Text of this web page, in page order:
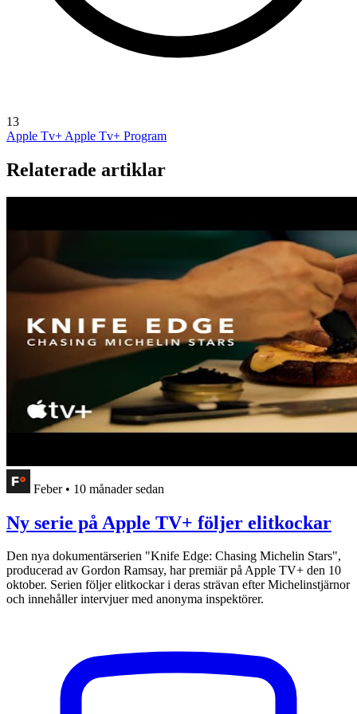
13
Apple Tv+ Apple Tv+ Program
Relaterade artiklar
Feber • 10 månader sedan
Ny serie på Apple TV+ följer elitkockar
Den nya dokumentärserien "Knife Edge: Chasing Michelin Stars",
producerad av Gordon Ramsay, har premiär på Apple TV+ den 10
oktober. Serien följer elitkockar i deras strävan efter Michelinstjärnor
och innehåller intervjuer med anonyma inspektörer.